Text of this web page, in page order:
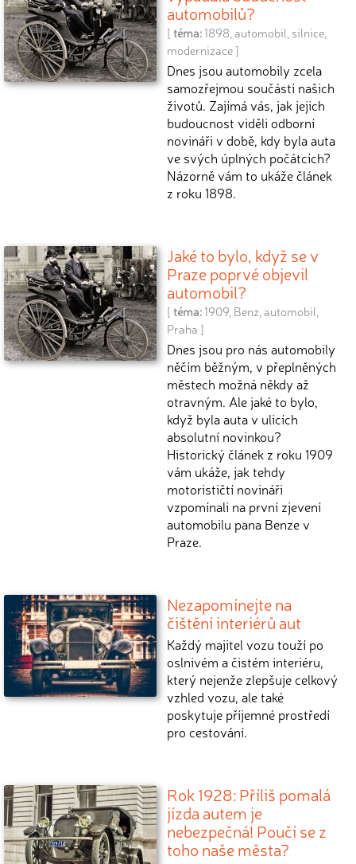
automobilů?
[ téma: 1898 automobil silnice
modernizace ]
Dnes jsou automobily zcela
samozřejmou součástí našich
životů. Zajímá vás, jak jejich
budoucnost viděli odborní
novináři v době, kdy byla auta
ve svých úplných počátcích?
Názorně vám to ukáže článek
z roku 1898.
Jaké to bylo, když se v
Praze poprvé objevil
automobil?
[ téma: 1909 Benz automobil
Praha ]
Dnes jsou pro nás automobily
něčím běžným, v přeplněných
městech možná někdy až
otravným. Ale jaké to bylo,
když byla auta v ulicích
absolutní novinkou?
Historický článek z roku 1909
vám ukáže, jak tehdy
motorističtí novináři
vzpomínali na první zjevení
automobilu pana Benze v
Praze.
Nezapomínejte na
čištění interiérů aut
Každý majitel vozu touží po
oslnivém a čistém interiéru,
který nejenže zlepšuje celkový
vzhled vozu, ale také
poskytuje příjemné prostředí
pro cestování.
Rok 1928: Příliš pomalá
jízda autem je
nebezpečná! Poučí se z
toho naše města?